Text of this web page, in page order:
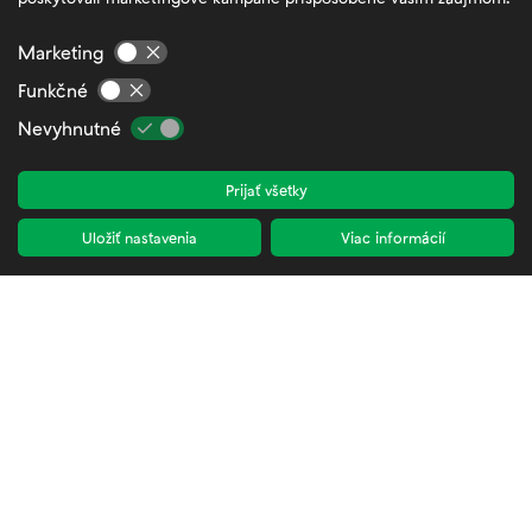
Všeobecné obchodné podmienky
FAQ – Najčastejšie otázky a odpovede
Zamestnanecká zóna
Kontakty
Marketing
Funkčné
Nevyhnutné
Viac informácií
Uložiť nastavenia
Prijať všetky